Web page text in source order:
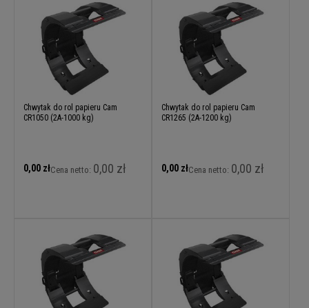
Chwytak do rol papieru Cam
CR1050 (2A-1000 kg)
0,00 złCena netto: 0,00 zł
Chwytak do rol papieru Cam
CR1265 (2A-1200 kg)
0,00 złCena netto: 0,00 zł